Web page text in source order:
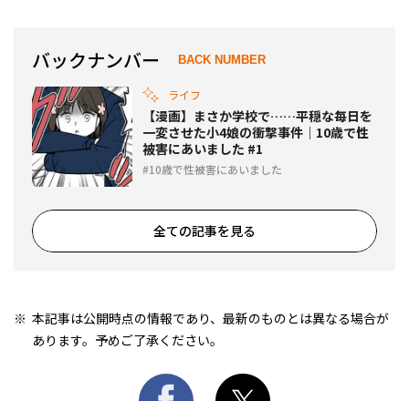
バックナンバー BACK NUMBER
ライフ
【漫画】まさか学校で……平穏な毎日を
一変させた小4娘の衝撃事件｜10歳で性
被害にあいました #1
10歳で性被害にあいました
全ての記事を見る
本記事は公開時点の情報であり、最新のものとは異なる場合が
あります。予めご了承ください。